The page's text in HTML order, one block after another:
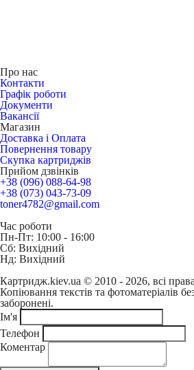
Про нас
Контакти
Графік роботи
Документи
Вакансії
Магазин
Доставка і Оплата
Повернення товару
Скупка картриджів
Прийом дзвінків
+38 (096) 088-64-98
+38 (073) 043-73-09
toner4782@gmail.com
Час роботи
Пн-Пт: 10:00 - 16:00
Сб: Вихідний
Нд: Вихідний
Картридж.kiev.ua © 2010 - 2026, всі
Копіювання текстів та фотоматеріалів
заборонені.
Ім'я
Телефон
Коментар